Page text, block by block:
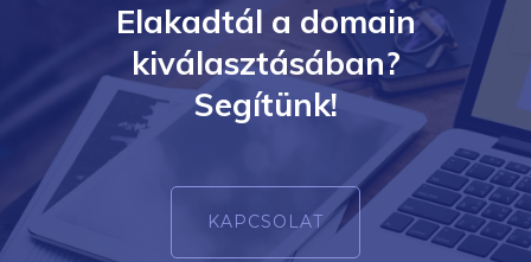
Elakadtál a domain
kiválasztásában?
Segítünk!
KAPCSOLAT